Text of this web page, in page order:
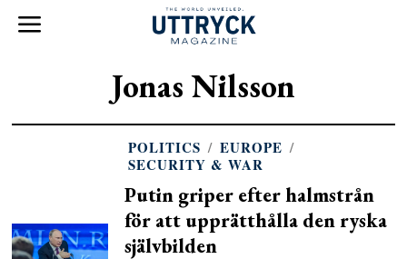
Jonas Nilsson
POLITICS / EUROPE /
SECURITY & WAR
Putin griper efter halmstrån
för att upprätthålla den ryska
självbilden